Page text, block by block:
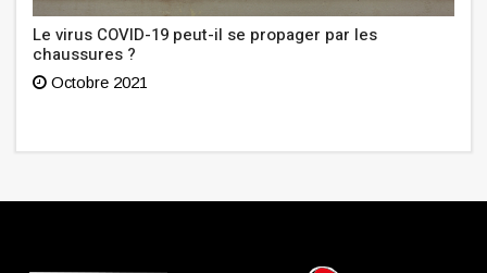
Le virus COVID-19 peut-il se propager par les
chaussures ?
Octobre 2021